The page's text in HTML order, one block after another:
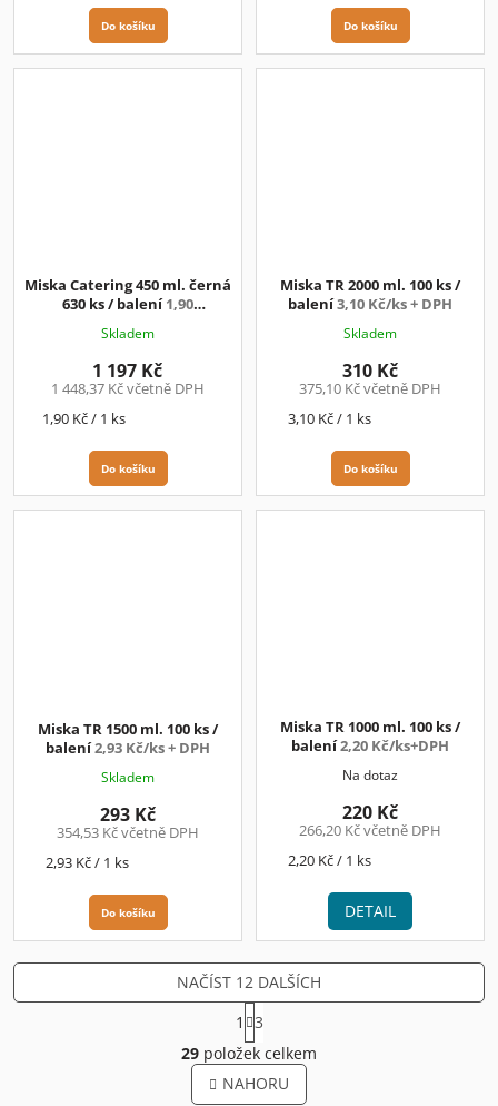
Do košíku Do košíku
Miska Catering 450 ml. černá
630 ks / balení1,90
Skladem
1 448,37 Kč včetně DPH
1 197 Kč
Měrná
1,90 Kč / 1 ks
Do košíku
Miska TR 2000 ml. 100 ks /
balení3,10 Kč/ks + DPH
Skladem
375,10 Kč včetně DPH
310 Kč
Měrná
3,10 Kč / 1 ks
Do košíku
Miska TR 1500 ml. 100 ks /
balení2,93 Kč/ks + DPH
Skladem
354,53 Kč včetně DPH
293 Kč
Měrná
2,93 Kč / 1 ks
Do košíku
Miska TR 1000 ml. 100 ks /
balení2,20 Kč/ks+DPH
Na dotaz
266,20 Kč včetně DPH
220 Kč
Měrná
2,20 Kč / 1 ks
DETAIL
O
v
l
NAČÍST 12 DALŠÍCH
S
t
r
á
n
1
3
29 položek celkem
NAHORU